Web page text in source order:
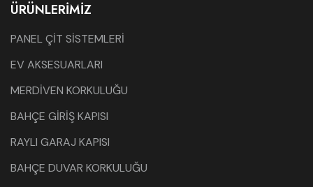
ÜRÜNLERIMIZ
PANEL ÇİT SİSTEMLERİ
EV AKSESUARLARI
MERDİVEN KORKULUĞU
BAHÇE GİRİŞ KAPISI
RAYLI GARAJ KAPISI
BAHÇE DUVAR KORKULUĞU